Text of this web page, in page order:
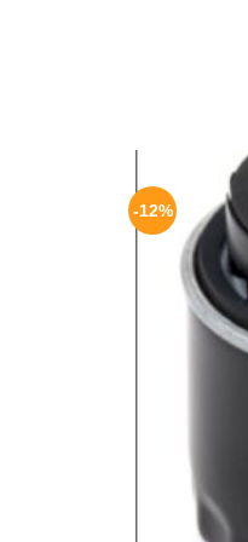
-12%